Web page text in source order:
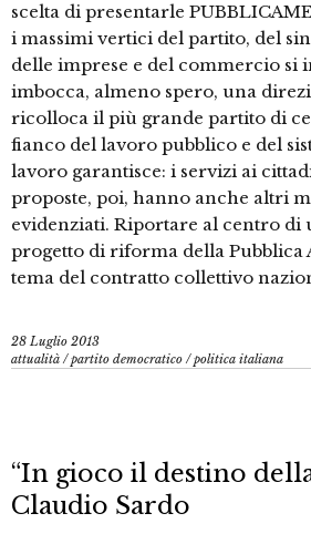
scelta di presentarle
i massimi vertici del partito, del
delle imprese e del commercio si
imbocca, almeno spero, una
ricolloca il più grande partito di
fianco del lavoro pubblico e del
lavoro garantisce: i servizi ai
proposte, poi, hanno anche altri
evidenziati. Riportare al centro di
progetto di riforma della
tema del contratto collettivo
28 Luglio 2013
attualità /partito democratico /politica italiana
“In gioco il destino
Claudio Sardo